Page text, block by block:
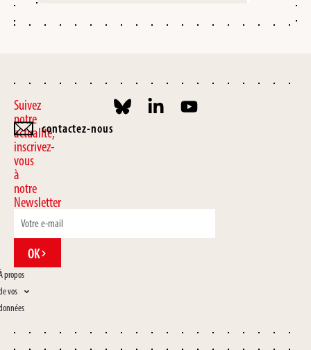
Suivez
notre
actualité,
inscrivez-
vous
à
notre
Newsletter
OK
propos
vos
contactez-nous